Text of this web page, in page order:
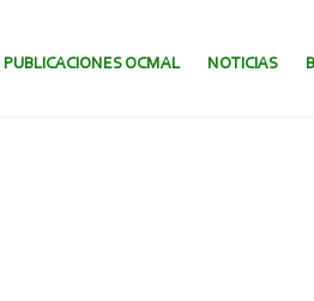
PUBLICACIONES OCMAL NOTICIAS